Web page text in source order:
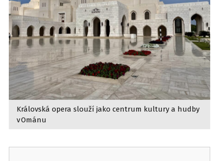
Královská opera slouží jako centrum kultury a hudby
v Ománu